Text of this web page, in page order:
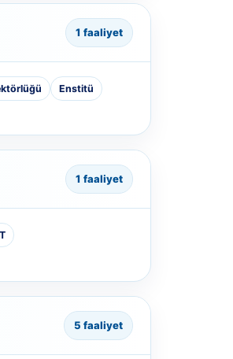
1 faaliyet
Enstitü
1 faaliyet
5 faaliyet